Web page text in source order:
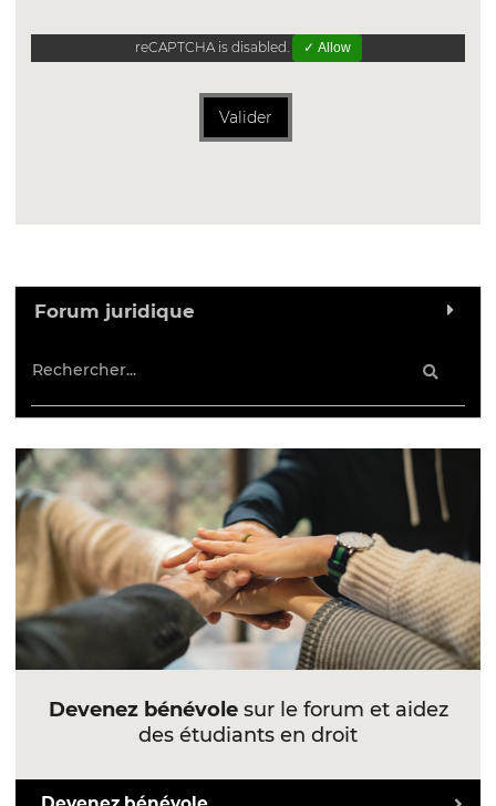
reCAPTCHA is disabled. ✓ Allow
Valider
Forum juridique
Devenez bénévolesur le forum et aidez
des étudiants en droit